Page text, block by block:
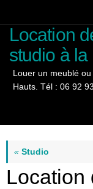
contenu
Location
studio à
Louer un meublé
Hauts. Tél : 06 92
« Studio
Location